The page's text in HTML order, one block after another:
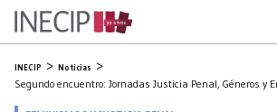
INECIP Noticias
Segundo encuentro: Jornadas Justicia Penal, Géneros y